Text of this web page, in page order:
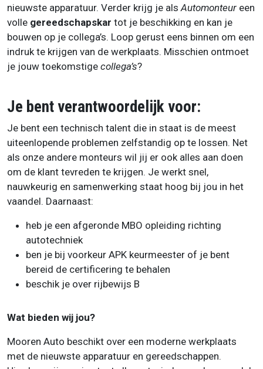
nieuwste apparatuur. Verder krijg je alsAutomonteur een
volle gereedschapskar tot je beschikking en kan je
bouwen op je collega’s. Loop gerust eens binnen om een
indruk te krijgen van de werkplaats. Misschien ontmoet
je jouw toekomstige collega’s?
Je bent verantwoordelijk voor:
Je bent een technisch talent die in staat is de meest
uiteenlopende problemen zelfstandig op te lossen. Net
als onze andere monteurs wil jij er ook alles aan doen
om de klant tevreden te krijgen. Je werkt snel,
nauwkeurig en samenwerking staat hoog bij jou in het
vaandel. Daarnaast:
heb je een afgeronde MBO opleiding richting
autotechniek
ben je bij voorkeur APK keurmeester of je bent
bereid de certificering te behalen
beschik je over rijbewijs B
Wat bieden wij jou?
Mooren Auto beschikt over een moderne werkplaats
met de nieuwste apparatuur en gereedschappen.